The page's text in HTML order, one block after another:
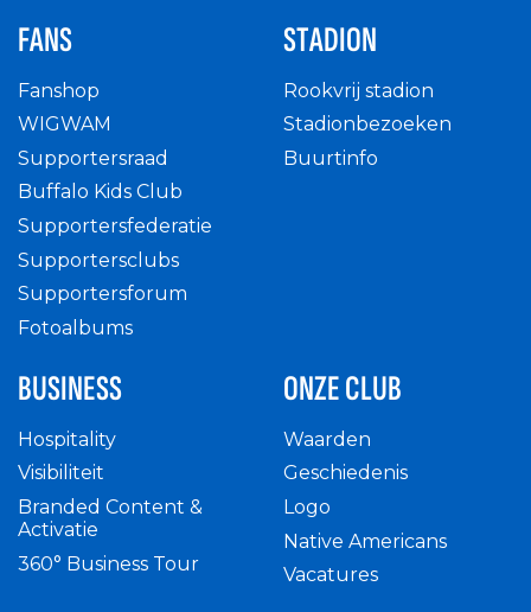
FANS
Fanshop
WIGWAM
Supportersraad
Buffalo Kids Club
Supportersfederatie
Supportersclubs
Supportersforum
Fotoalbums
STADION
Rookvrij stadion
Stadionbezoeken
Buurtinfo
BUSINESS
Hospitality
Visibiliteit
Branded Content &
Activatie
360° Business Tour
ONZE CLUB
Waarden
Geschiedenis
Logo
Native Americans
Vacatures